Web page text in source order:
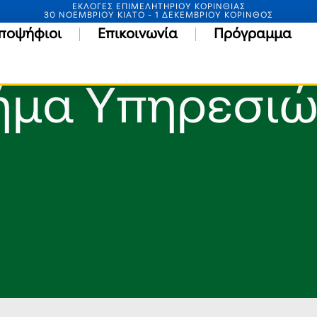
ΕΚΛΟΓΕΣ ΕΠΙΜΕΛΗΤΗΡΙΟΥ ΚΟΡΙΝΘΙΑΣ
30 ΝΟΕΜΒΡΙΟΥ ΚΙΑΤΟ - 1 ΔΕΚΕΜΒΡΙΟΥ ΚΟΡΙΝΘΟΣ
Επικοινωνία Πρόγραμμα